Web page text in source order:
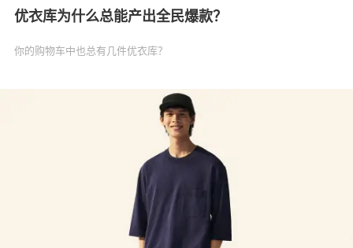
优衣库为什么总能产出全民爆款？
你的购物车中也总有几件优衣库？